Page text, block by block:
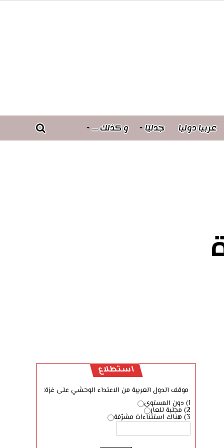
عربيا دوليا جدليّا
و كذلك …
استطلاع
موقف الدول العربية من الاعتداء الوحشي على غزة:
1) دون المستوى
2) مجلبة للعار
3) هناك استثناءات مشرّفة